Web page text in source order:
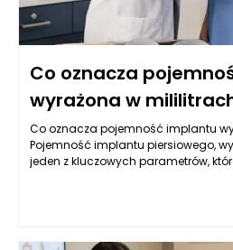
Co oznacza
wyrażona w
Co oznacza pojemność implantu
Pojemność implantu piersiowego,
jeden z kluczowych parametrów,